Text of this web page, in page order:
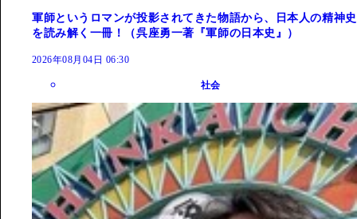
軍師というロマンが投影されてきた物語から、日本人の精神史
を読み解く一冊！（呉座勇一著『軍師の日本史』）
2026年08月04日 06:30
社会